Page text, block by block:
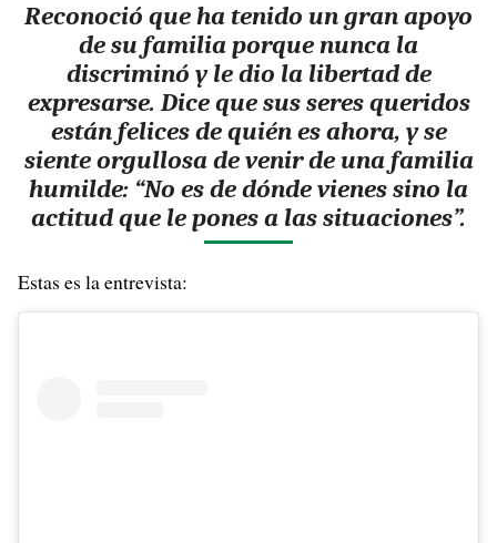
Reconoció que ha tenido un gran apoyo
de su familia porque nunca la
discriminó y le dio la libertad de
expresarse. Dice que sus seres queridos
están felices de quién es ahora, y se
siente orgullosa de venir de una familia
humilde: “No es de dónde vienes sino la
actitud que le pones a las situaciones”.
Estas es la entrevista: